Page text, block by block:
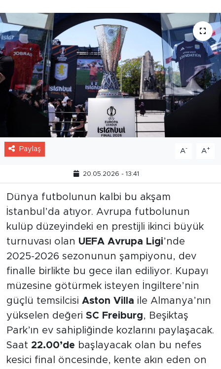
Paylaş A- A+
20.05.2026 - 13:41
Dünya futbolunun kalbi bu akşam
İstanbul’da atıyor. Avrupa futbolunun
kulüp düzeyindeki en prestijli ikinci büyük
turnuvası olan UEFA Avrupa Ligi’nde
2025-2026 sezonunun şampiyonu, dev
finalle birlikte bu gece ilan ediliyor. Kupayı
müzesine götürmek isteyen İngiltere’nin
güçlü temsilcisi Aston Villa ile Almanya’nın
yükselen değeri SC Freiburg, Beşiktaş
Park’ın ev sahipliğinde kozlarını paylaşacak.
Saat 22.00’de başlayacak olan bu nefes
kesici final öncesinde, kente akın eden on